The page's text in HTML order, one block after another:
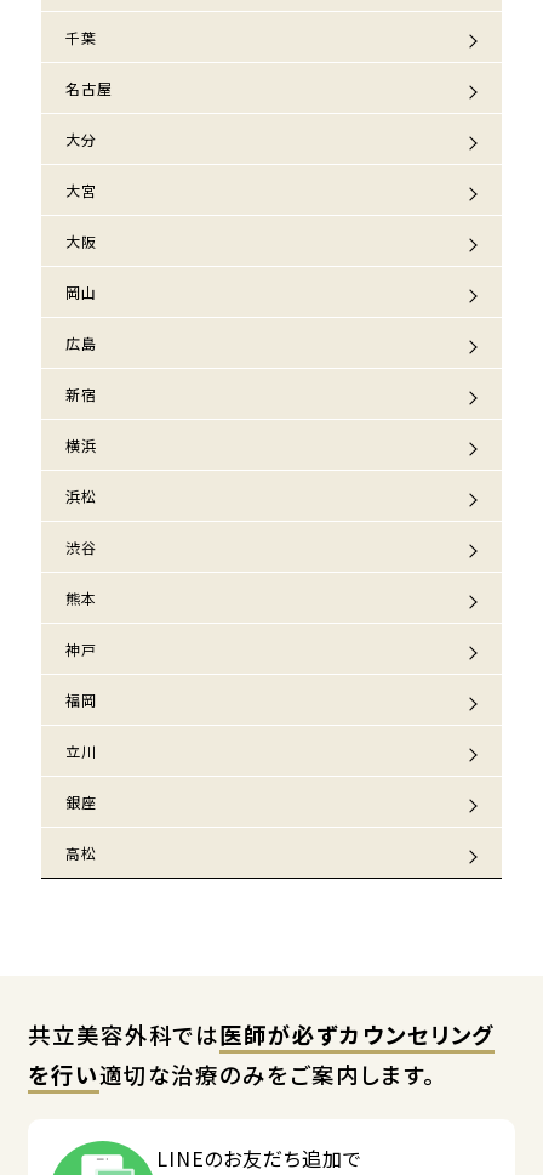
千葉
名古屋
大分
大宮
大阪
岡山
広島
新宿
横浜
浜松
渋谷
熊本
神戸
福岡
立川
銀座
高松
共立美容外科では医師が必ずカウンセリング
を行い適切な治療のみをご案内します。
LINEのお友だち追加で